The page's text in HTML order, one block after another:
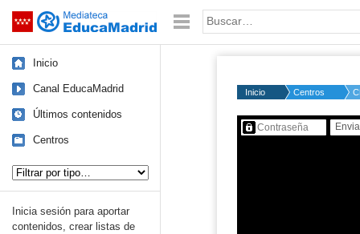
Saltar navegación Palabra o frase:
Inicio
Canal EducaMadrid
Últimos contenidos
Centros
Inicia sesión para aportar
contenidos, crear listas de
Inicio Centros
Contenido protegido…